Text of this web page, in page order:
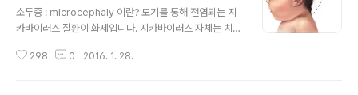
소두증 : microcephaly 이란? 모기를 통해 전염되는 지
카바이러스 질환이 화제입니다. 지카바이러스 자체는 치명
의 원인이 될 수 있다는 사실입니다. 지카바이러스에 이어
298 0 2016. 1. 28.